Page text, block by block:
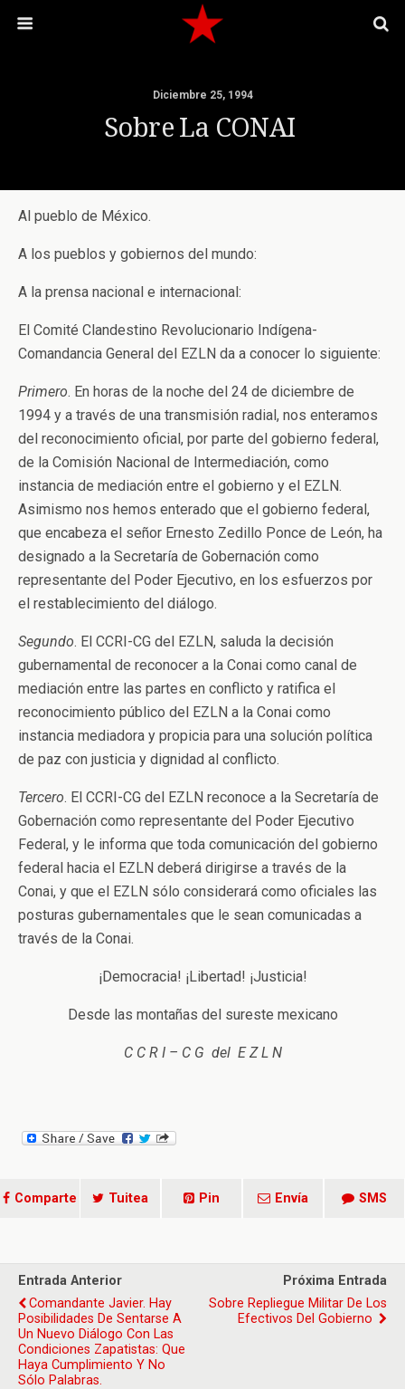
Diciembre 25, 1994
Sobre La CONAI
Al pueblo de México.
A los pueblos y gobiernos del mundo:
A la prensa nacional e internacional:
El Comité Clandestino Revolucionario Indígena-
Comandancia General del EZLN da a conocer lo siguiente:
Primero. En horas de la noche del 24 de diciembre de
1994 y a través de una transmisión radial, nos enteramos
del reconocimiento oficial, por parte del gobierno federal,
de la Comisión Nacional de Intermediación, como
instancia de mediación entre el gobierno y el EZLN.
Asimismo nos hemos enterado que el gobierno federal,
que encabeza el señor Ernesto Zedillo Ponce de León, ha
designado a la Secretaría de Gobernación como
representante del Poder Ejecutivo, en los esfuerzos por
el restablecimiento del diálogo.
Segundo. El CCRI-CG del EZLN, saluda la decisión
gubernamental de reconocer a la Conai como canal de
mediación entre las partes en conflicto y ratifica el
reconocimiento público del EZLN a la Conai como
instancia mediadora y propicia para una solución política
de paz con justicia y dignidad al conflicto.
Tercero. El CCRI-CG del EZLN reconoce a la Secretaría de
Gobernación como representante del Poder Ejecutivo
Federal, y le informa que toda comunicación del gobierno
federal hacia el EZLN deberá dirigirse a través de la
Conai, y que el EZLN sólo considerará como oficiales las
posturas gubernamentales que le sean comunicadas a
través de la Conai.
¡Democracia! ¡Libertad! ¡Justicia!
Desde las montañas del sureste mexicano
C C R I – C G del E Z L N
Comparte Tuitea Pin Envía SMS
Entrada Anterior
Comandante Javier. Hay
Posibilidades De Sentarse A
Un Nuevo Diálogo Con Las
Condiciones Zapatistas: Que
Haya Cumplimiento Y No
Sólo Palabras.
Próxima Entrada
Sobre Repliegue Militar De Los
Efectivos Del Gobierno